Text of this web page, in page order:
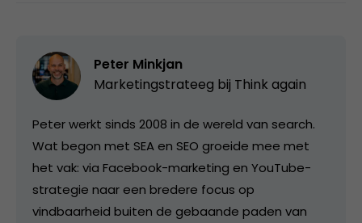
Peter Minkjan
Marketingstrateeg bij Think again
Peter werkt sinds 2008 in de wereld van search.
Wat begon met SEA en SEO groeide mee met
het vak: via Facebook-marketing en YouTube-
strategie naar een bredere focus op
vindbaarheid buiten de gebaande paden van